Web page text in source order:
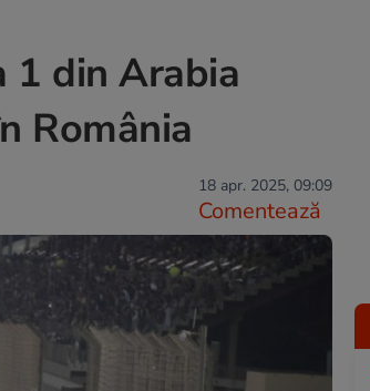
1 din Arabia
România
18 apr. 2025, 09:09
Comentează